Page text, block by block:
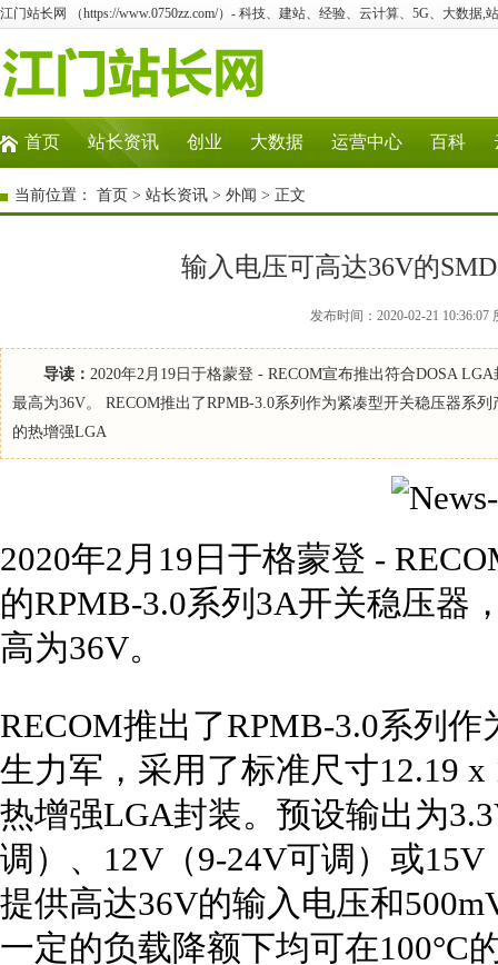
江门站长网 （https://www.0750zz.com/）- 科技、建站、经验、云计算、5G、大数据,
首页 站长资讯 创业 大数据 运营中心 百科
当前位置： 首页 > 站长资讯 > 外闻 > 正文
输入电压可高达36V的
发布时间：2020-02-21
导读： 2020年2月19日于格蒙登 - RECOM宣布推出符合DOSA
最高为36V。 RECOM推出了RPMB-3.0系列作为紧凑型开关稳压器系
的热增强LGA
2020年2月19日于格蒙登 -
的RPMB-3.0系列3A开关稳压器
高为36V。
RECOM推出了RPMB-3.0系列
生力军，采用了标准尺寸12.19 x
热增强LGA封装。预设输出为
调）、12V（9-24V可调）或
提供高达36V的输入电压和
一定的负载降额下均可在100°C